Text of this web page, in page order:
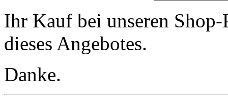
Ihr Kauf bei unseren Shop-
dieses Angebotes.
Danke.